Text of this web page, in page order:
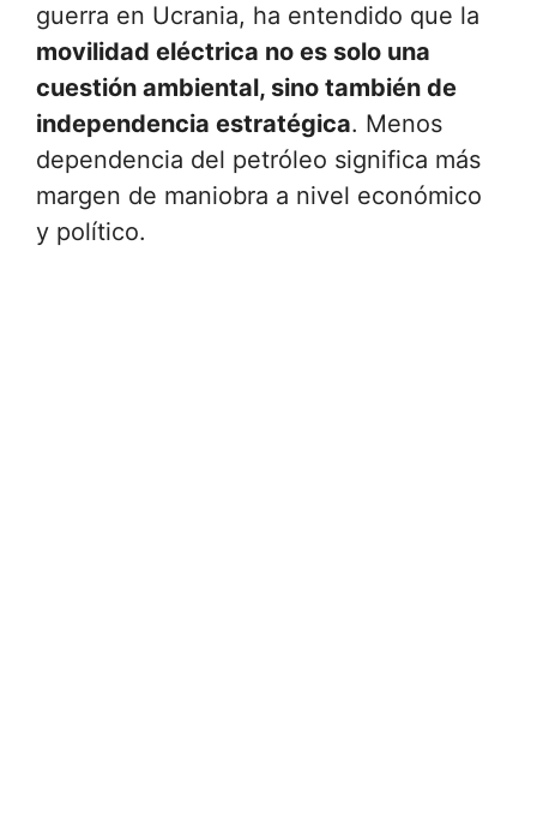
guerra en Ucrania, ha entendido que la
movilidad eléctrica no es solo una
cuestión ambiental, sino también de
independencia estratégica. Menos
dependencia del petróleo significa más
margen de maniobra a nivel económico
y político.